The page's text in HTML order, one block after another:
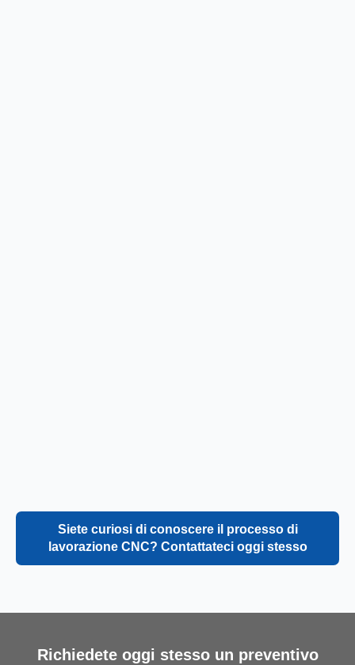
Siete curiosi di conoscere il processo di
lavorazione CNC? Contattateci oggi stesso
Richiedete oggi stesso un preventivo